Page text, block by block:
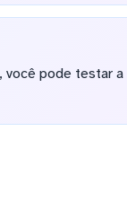
, você pode testar a